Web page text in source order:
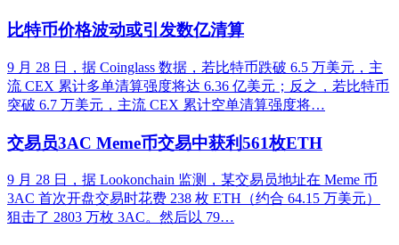
比特币价格波动或引发数亿清算
9 月 28 日，据 Coinglass 数据，若比特币跌破 6.5 万美元，主
流 CEX 累计多单清算强度将达 6.36 亿美元；反之，若比特币
突破 6.7 万美元，主流 CEX 累计空单清算强度将…
交易员3AC Meme币交易中获利561枚ETH
9 月 28 日，据 Lookonchain 监测，某交易员地址在 Meme 币
3AC 首次开盘交易时花费 238 枚 ETH（约合 64.15 万美元）
狙击了 2803 万枚 3AC。然后以 79…